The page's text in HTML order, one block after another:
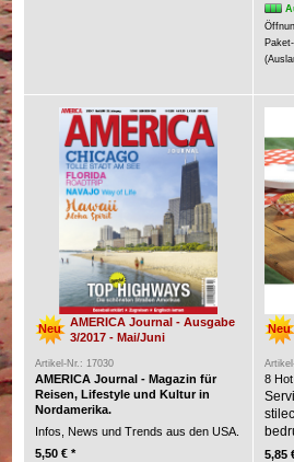
Neu
AMERICA Journal - Ausgabe
3/2017 - Mai/Juni
Artikel-Nr.: 17030
AMERICA Journal - Magazin für
Reisen, Lifestyle und Kultur in
Nordamerika.
Infos, News und Trends aus den USA.
5,50 € *
Neu
8
5,85